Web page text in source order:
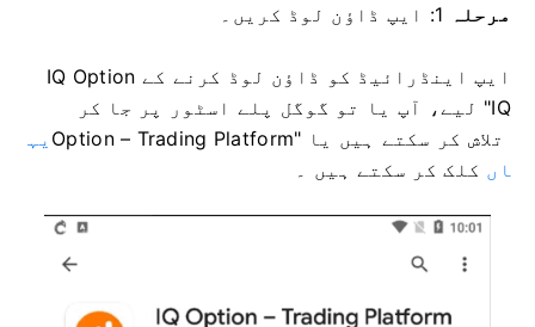
مرحلہ
IQ Option ایپ اینڈرائیڈ کو ڈاؤن لوڈ کرنے کے
لیے، آپ یا تو گوگل پلے اسٹور پر جا کر "IQ
یہ
اں کلک کر سکتے ہیں ۔